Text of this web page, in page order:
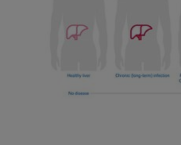
Vous retrouverez l’ensemble de vos
Vous disposez également du droit